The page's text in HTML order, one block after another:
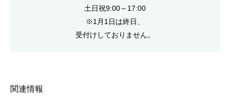
土日祝9:00～17:00
※1月1日は終日、
受付けしておりません。
関連情報